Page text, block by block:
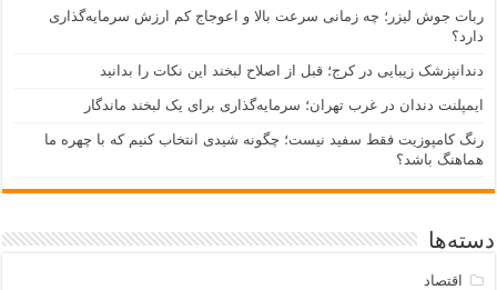
ربات جوش لیزر؛ چه زمانی سرعت بالا و اعوجاج کم ارزش سرمایه‌گذاری
دارد؟
دندانپزشک زیبایی در کرج؛ قبل از اصلاح لبخند این نکات را بدانید
ایمپلنت دندان در غرب تهران؛ سرمایه‌گذاری برای یک لبخند ماندگار
رنگ کامپوزیت فقط سفید نیست؛ چگونه شیدی انتخاب کنیم که با چهره ما
هماهنگ باشد؟
دسته‌ها
اقتصاد